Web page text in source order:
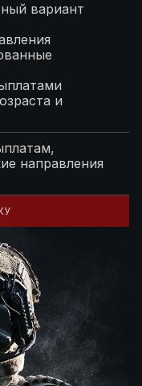
вариант
и
направления